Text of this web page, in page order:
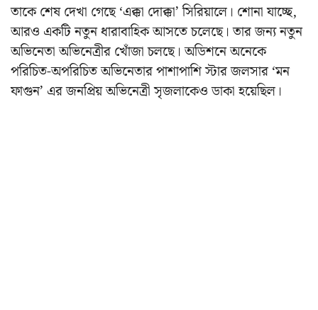
তাকে শেষ দেখা গেছে ‘এক্কা দোক্কা’ সিরিয়ালে। শোনা যাচ্ছে,
আরও একটি নতুন ধারাবাহিক আসতে চলেছে। তার জন্য নতুন
অভিনেতা অভিনেত্রীর খোঁজা চলছে। অডিশনে অনেকে
পরিচিত-অপরিচিত অভিনেতার পাশাপাশি স্টার জলসার ‘মন
ফাগুন’ এর জনপ্রিয় অভিনেত্রী সৃজলাকেও ডাকা হয়েছিল।